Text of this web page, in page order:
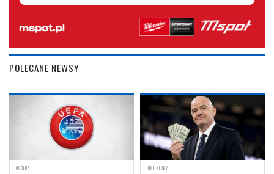
POLECANE NEWSY
OGÓLNA INNE KLUBY